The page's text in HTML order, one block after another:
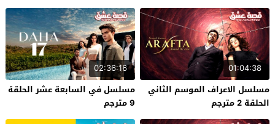
01:04:38
مسلسل الاعراف الموسم الثاني
الحلقة 2 مترجم
02:36:16
مسلسل في السابعة عشر الحلقة
9 مترجم